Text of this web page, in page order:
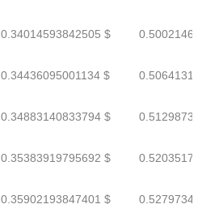
0.34014593842505 $
0.34436095001134 $
0.34883140833794 $
0.35383919795692 $
0.35902193847401 $